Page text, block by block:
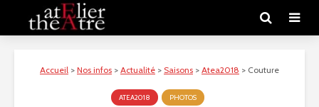
Accueil > Nos infos > Actualité > Saisons > Atea2018 > Couture
ATEA2018 PHOTOS